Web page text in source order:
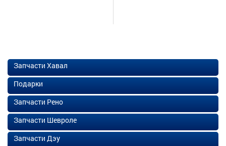
Запчасти Хавал
Подарки
Запчасти Рено
Запчасти Шевроле
Запчасти Дэу